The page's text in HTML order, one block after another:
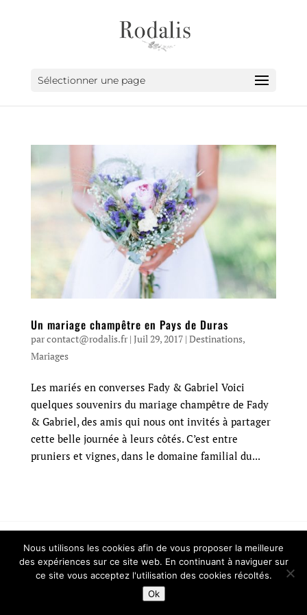
Sélectionner une page
Un mariage champêtre en Pays de Duras
parcontact@rodalis.fr| Juil 29, 2017| Destinations,
Mariages
Les mariés en converses Fady & Gabriel Voici
quelques souvenirs du mariage champêtre de Fady
& Gabriel, des amis qui nous ont invités à partager
cette belle journée à leurs côtés. C’est entre
pruniers et vignes, dans le domaine familial du...
Nous utilisons les cookies afin de vous proposer la meilleure
des expériences sur ce site web. En continuant à naviguer sur
ce site vous acceptez l'utilisation des cookies récoltés.
Ok